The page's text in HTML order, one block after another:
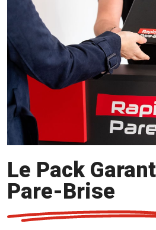
Le Pack
Pare-Brise